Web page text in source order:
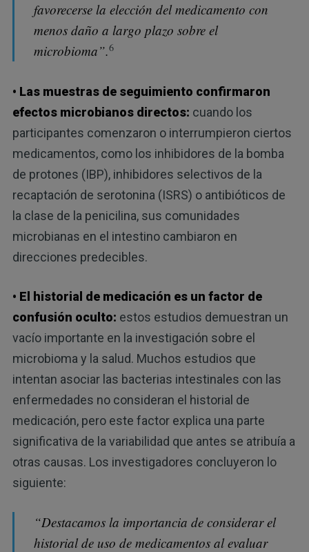
favorecerse la elección del medicamento con
menos daño a largo plazo sobre el
microbioma”.6
• Las muestras de seguimiento confirmaron
efectos microbianos directos: cuando los
participantes comenzaron o interrumpieron ciertos
medicamentos, como los inhibidores de la bomba
de protones (IBP), inhibidores selectivos de la
recaptación de serotonina (ISRS) o antibióticos de
la clase de la penicilina, sus comunidades
microbianas en el intestino cambiaron en
direcciones predecibles.
• El historial de medicación es un factor de
confusión oculto: estos estudios demuestran un
vacío importante en la investigación sobre el
microbioma y la salud. Muchos estudios que
intentan asociar las bacterias intestinales con las
enfermedades no consideran el historial de
medicación, pero este factor explica una parte
significativa de la variabilidad que antes se atribuía a
otras causas. Los investigadores concluyeron lo
siguiente:
“Destacamos la importancia de considerar el
historial de uso de medicamentos al evaluar